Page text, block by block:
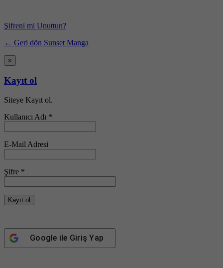
Şifreni mi Unuttun?
← Geri dön Sunset Manga
×
Kayıt ol
Siteye Kayıt ol.
Kullanıcı Adı *
E-Mail Adresi
Şifre *
Google ile Giriş Yap